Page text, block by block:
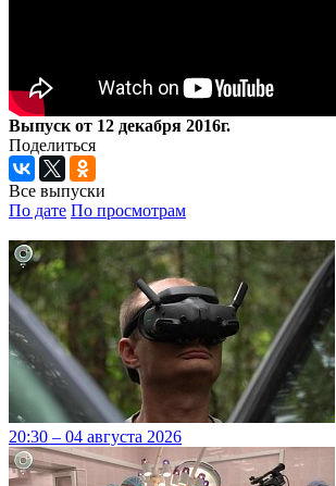
Выпуск от 12 декабря 2016г.
Поделиться
Все выпуски
По дате По просмотрам
20:30 – 04 августа 2026